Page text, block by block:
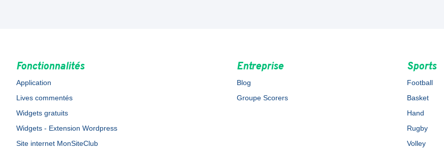
Fonctionnalités
Application
Lives commentés
Widgets gratuits
Widgets - Extension Wordpress
Site internet MonSiteClub
Entreprise
Blog
Groupe Scorers
Sports
Football
Basket
Hand
Rugby
Volley